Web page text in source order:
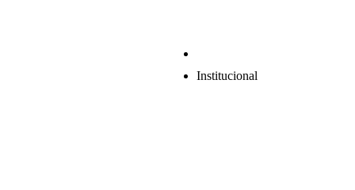
Institucional